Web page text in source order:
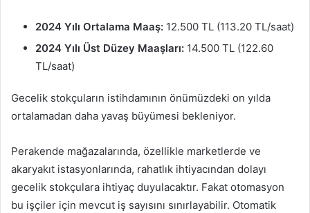
2024 Yılı Ortalama Maaş: 12.500 TL (113.20 TL/saat)
2024 Yılı Üst Düzey Maaşları: 14.500 TL (122.60
TL/saat)
Gecelik stokçuların istihdamının önümüzdeki on yılda
ortalamadan daha yavaş büyümesi bekleniyor.
Perakende mağazalarında, özellikle marketlerde ve
akaryakıt istasyonlarında, rahatlık ihtiyacından dolayı
gecelik stokçulara ihtiyaç duyulacaktır. Fakat otomasyon
bu işçiler için mevcut iş sayısını sınırlayabilir. Otomatik